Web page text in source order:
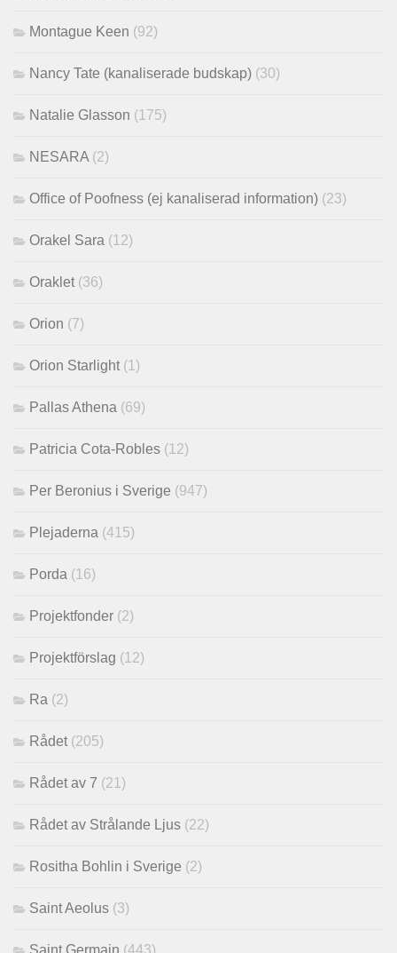
Montague Keen (92)
Nancy Tate (kanaliserade budskap) (30)
Natalie Glasson (175)
NESARA (2)
Office of Poofness (ej kanaliserad information) (23)
Orakel Sara (12)
Oraklet (36)
Orion (7)
Orion Starlight (1)
Pallas Athena (69)
Patricia Cota-Robles (12)
Per Beronius i Sverige (947)
Plejaderna (415)
Porda (16)
Projektfonder (2)
Projektförslag (12)
Ra (2)
Rådet (205)
Rådet av 7 (21)
Rådet av Strålande Ljus (22)
Rositha Bohlin i Sverige (2)
Saint Aeolus (3)